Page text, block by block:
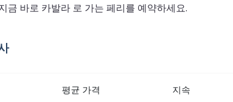
금 바로 카발라 로 가는 페리를 예약하세요.
평균 가격 지속